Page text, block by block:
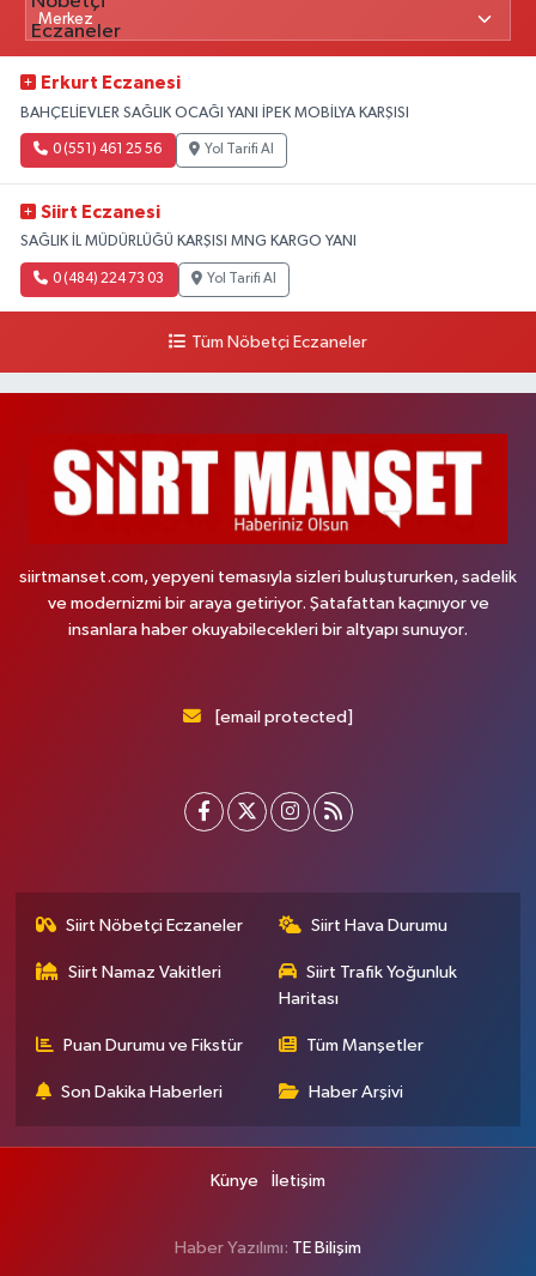
Erkurt Eczanesi
BAHÇELİEVLER SAĞLIK OCAĞI YANI İPEK MOBİLYA KARŞISI
0 (551) 461 25 56 Yol Tarifi Al
Siirt Eczanesi
SAĞLIK İL MÜDÜRLÜĞÜ KARŞISI MNG KARGO YANI
0 (484) 224 73 03 Yol Tarifi Al
Tüm Nöbetçi Eczaneler
siirtmanset.com, yepyeni temasıyla sizleri buluştururken, sadelik
ve modernizmi bir araya getiriyor. Şatafattan kaçınıyor ve
insanlara haber okuyabilecekleri bir altyapı sunuyor.
[email protected]
Siirt Nöbetçi Eczaneler Siirt Hava Durumu
Siirt Namaz Vakitleri
Siirt Trafik Yoğunluk
Haritası
Puan Durumu ve Fikstür Tüm Manşetler
Son Dakika Haberleri Haber Arşivi
Künye İletişim
Haber Yazılımı: TE Bilişim